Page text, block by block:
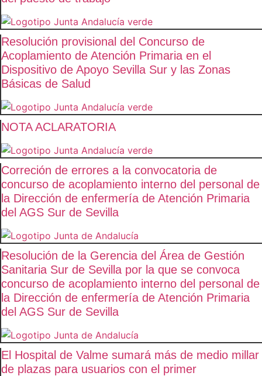
Resolución provisional del Concurso de
Acoplamiento de Atención Primaria en el
Dispositivo de Apoyo Sevilla Sur y las Zonas
Básicas de Salud
NOTA ACLARATORIA
Correción de errores a la convocatoria de
concurso de acoplamiento interno del personal de
la Dirección de enfermería de Atención Primaria
del AGS Sur de Sevilla
Resolución de la Gerencia del Área de Gestión
Sanitaria Sur de Sevilla por la que se convoca
concurso de acoplamiento interno del personal de
la Dirección de enfermería de Atención Primaria
del AGS Sur de Sevilla
El Hospital de Valme sumará más de medio millar
de plazas para usuarios con el primer